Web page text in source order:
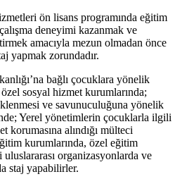
ön lisans programında eğitim
deneyimi kazanmak ve
amacıyla mezun olmadan önce
yapmak zorundadır.
bağlı çocuklara yönelik
sosyal hizmet kurumlarında;
ve savunuculuğuna yönelik
Yerel yönetimlerin çocuklarla ilgili
alındığı mülteci
kurumlarında, özel eğitim
organizasyonlarda ve
staj yapabilirler.